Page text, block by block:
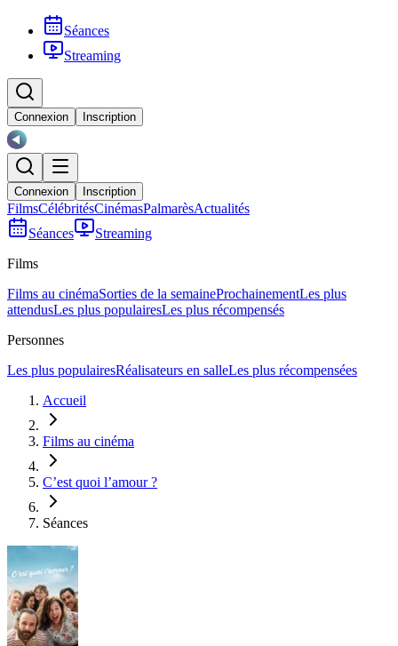
Séances
Streaming
Connexion Inscription
Connexion Inscription
FilmsCélébritésCinémasPalmarèsActualités
Séances
Streaming
Films
Films au cinémaSorties de la semaineProchainementLes plus
attendusLes plus populairesLes plus récompensés
Personnes
Les plus populairesRéalisateurs en salleLes plus récompensées
Accueil
Films au cinéma
C’est quoi l’amour ?
Séances